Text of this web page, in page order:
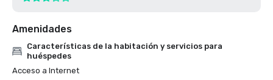
Amenidades
Características de la habitación y servicios para
huéspedes
Acceso a Internet